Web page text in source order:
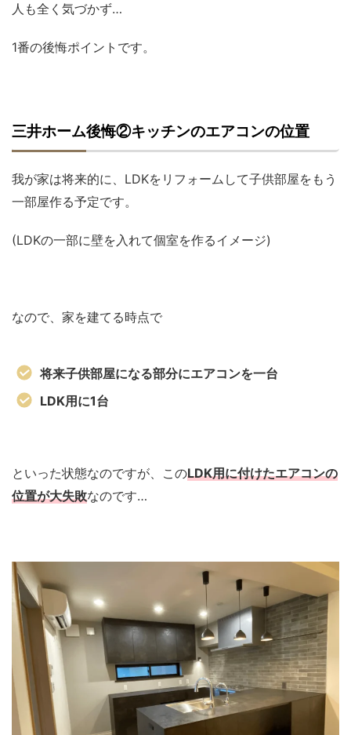
人も全く気づかず…
1番の後悔ポイントです。
三井ホーム後悔②キッチンのエアコンの位置
我が家は将来的に、LDKをリフォームして子供部屋をもう
一部屋作る予定です。
(LDKの一部に壁を入れて個室を作るイメージ)
なので、家を建てる時点で
将来子供部屋になる部分にエアコンを一台
LDK用に1台
といった状態なのですが、このLDK用に付けたエアコンの
位置が大失敗なのです…